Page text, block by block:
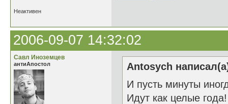
Неактивен
2006-09-07 14:32:02
Савл Иноземцев
антиАпостол
Antosych
И пусть минуты
Идут как целые года!